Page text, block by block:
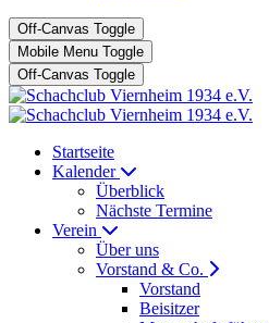
Off-Canvas Toggle
Mobile Menu Toggle
Off-Canvas Toggle
Startseite
Kalender
Überblick
Nächste Termine
Verein
Über uns
Vorstand & Co.
Vorstand
Beisitzer